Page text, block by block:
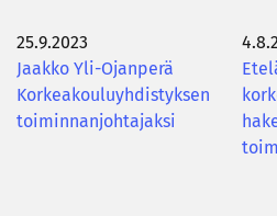
laus
25.9.2023
Jaakko Yli-Ojanperä
Korkeakouluyhdistyksen
toiminnanjohtajaksi